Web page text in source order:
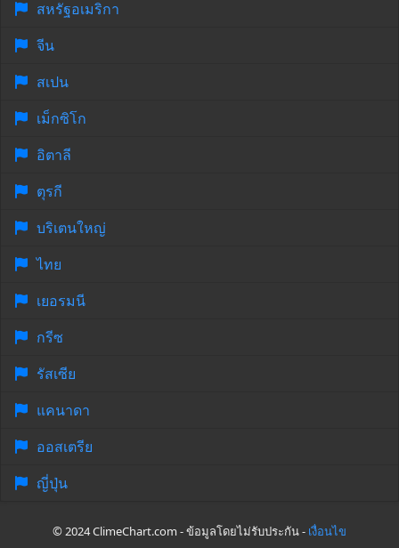
สหรัฐอเมริกา
จีน
สเปน
เม็กซิโก
อิตาลี
ตุรกี
บริเตนใหญ่
ไทย
เยอรมนี
กรีซ
รัสเซีย
แคนาดา
ออสเตรีย
ญี่ปุ่น
© 2024 ClimeChart.com - ข้อมูลโดยไม่รับประกัน - เงื่อนไข